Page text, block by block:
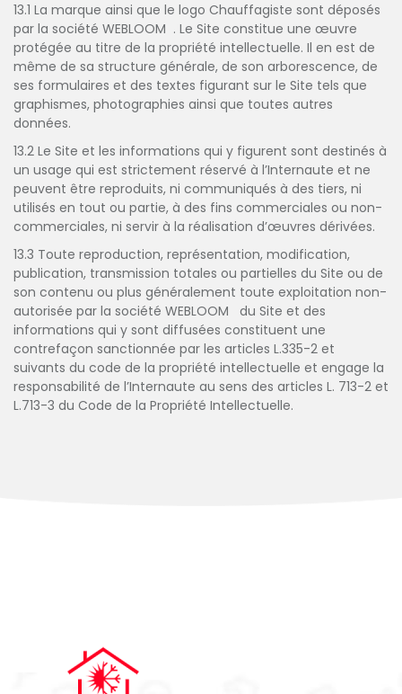
13.1 La marque ainsi que le logo Chauffagiste sont déposés
par la société WEBLOOM . Le Site constitue une œuvre
protégée au titre de la propriété intellectuelle. Il en est de
même de sa structure générale, de son arborescence, de
ses formulaires et des textes figurant sur le Site tels que
graphismes, photographies ainsi que toutes autres
données.
13.2 Le Site et les informations qui y figurent sont destinés à
un usage qui est strictement réservé à l’Internaute et ne
peuvent être reproduits, ni communiqués à des tiers, ni
utilisés en tout ou partie, à des fins commerciales ou non-
commerciales, ni servir à la réalisation d’œuvres dérivées.
13.3 Toute reproduction, représentation, modification,
publication, transmission totales ou partielles du Site ou de
son contenu ou plus généralement toute exploitation non-
autorisée par la société WEBLOOM du Site et des
informations qui y sont diffusées constituent une
contrefaçon sanctionnée par les articles L.335-2 et
suivants du code de la propriété intellectuelle et engage la
responsabilité de l’Internaute au sens des articles L. 713-2 et
L.713-3 du Code de la Propriété Intellectuelle.